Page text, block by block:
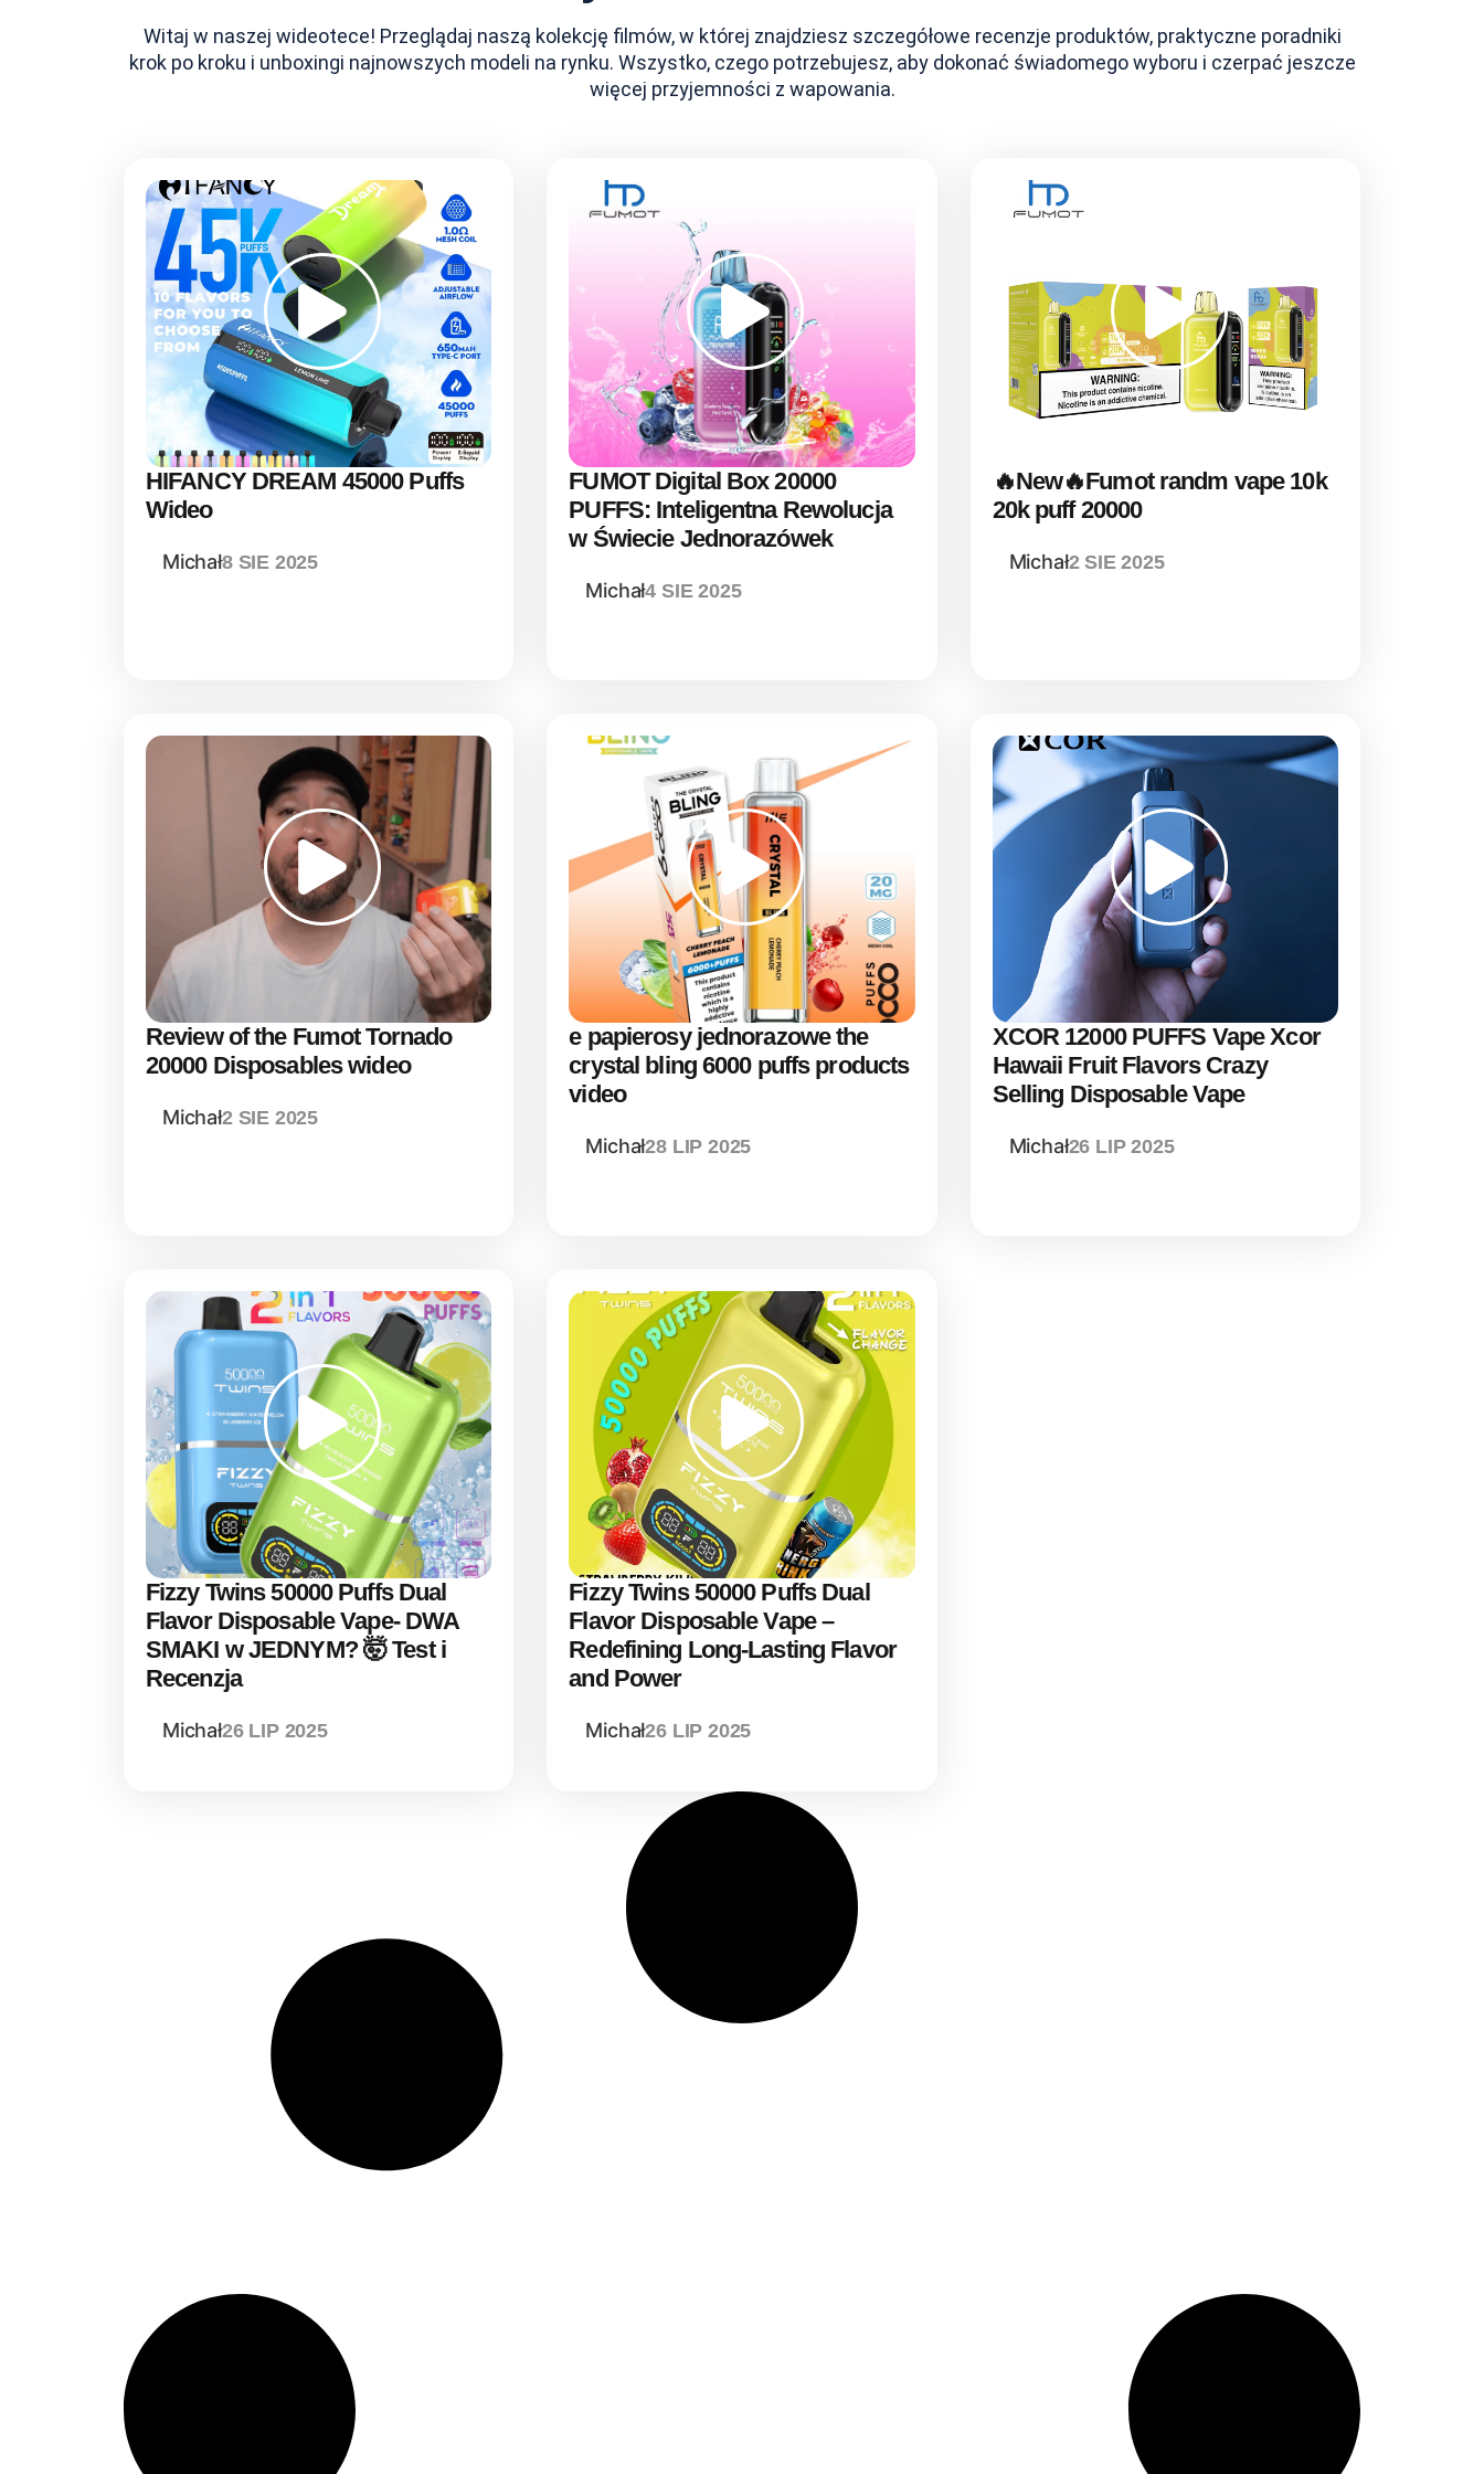
Witaj w naszej wideotece! Przeglądaj naszą kolekcję filmów, w której znajdziesz szczegółowe recenzje produktów, praktyczne poradniki
krok po kroku i unboxingi najnowszych modeli na rynku. Wszystko, czego potrzebujesz, aby dokonać świadomego wyboru i czerpać jeszcze
więcej przyjemności z wapowania.
HIFANCY DREAM 45000 Puffs
Wideo
Michał8 SIE 2025
FUMOT Digital Box 20000
PUFFS: Inteligentna Rewolucja
w Świecie Jednorazówek
Michał4 SIE 2025
🔥New🔥Fumot randm vape 10k
20k puff 20000
Michał2 SIE 2025
Review of the Fumot Tornado
20000 Disposables wideo
Michał2 SIE 2025
e papierosy jednorazowe the
crystal bling 6000 puffs products
video
Michał28 LIP 2025
XCOR 12000 PUFFS Vape Xcor
Hawaii Fruit Flavors Crazy
Selling Disposable Vape
Michał26 LIP 2025
Fizzy Twins 50000 Puffs Dual
Flavor Disposable Vape- DWA
SMAKI w JEDNYM? 🤯 Test i
Recenzja
Michał26 LIP 2025
Fizzy Twins 50000 Puffs Dual
Flavor Disposable Vape –
Redefining Long-Lasting Flavor
and Power
Michał26 LIP 2025